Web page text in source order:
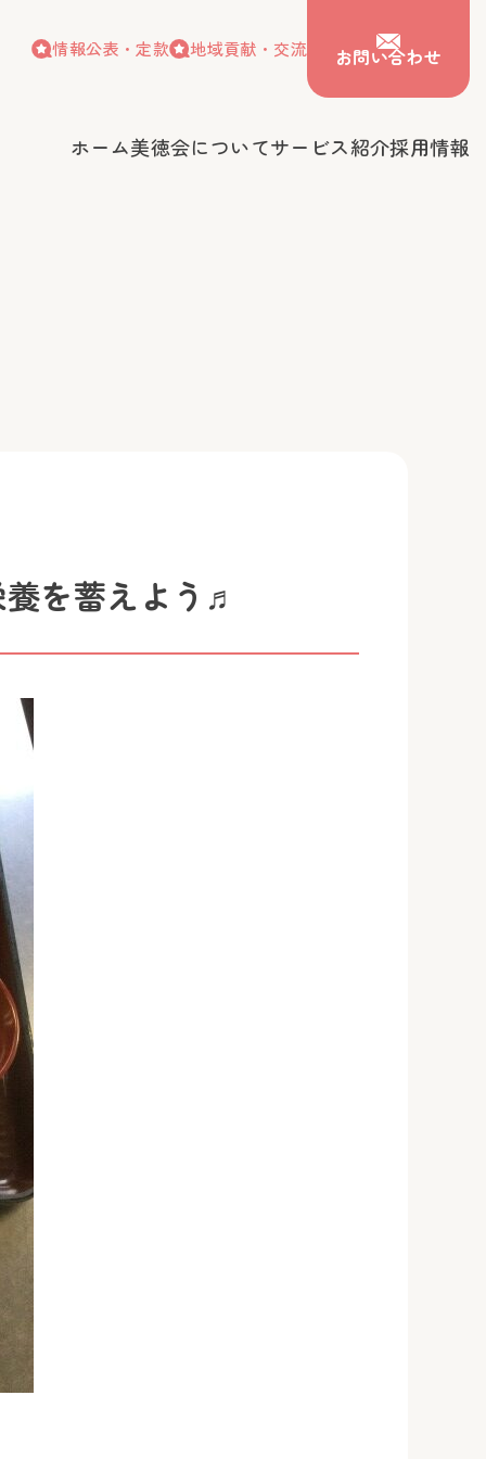
情報公表・定款 地域貢献・交流 お問い合わせ
ホーム美徳会についてサービス紹介採用情報
情報公表・定款 地域貢献・交流
を蓄えよう♬